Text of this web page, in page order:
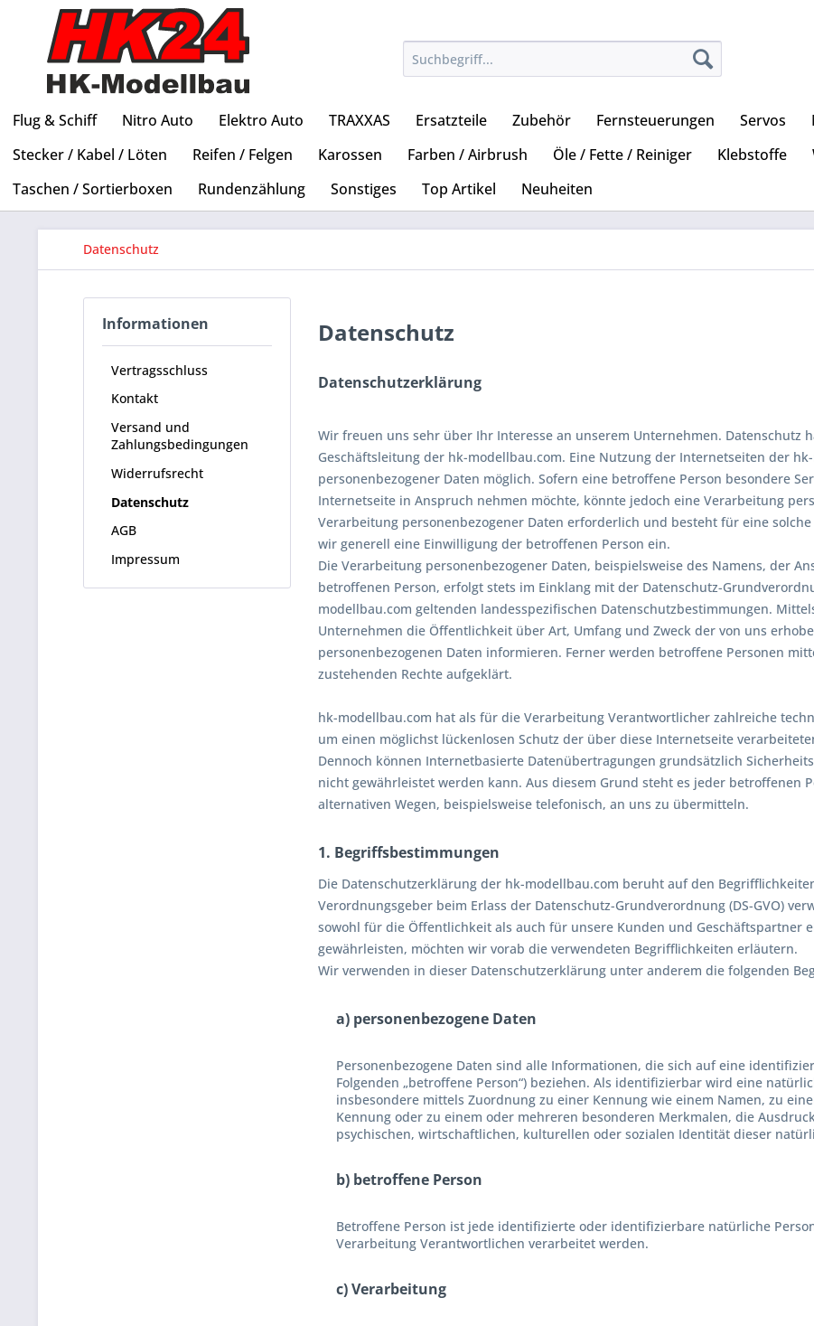
Flug & Schiff Nitro Auto Elektro Auto TRAXXAS Ersatzteile Zubehör Fernsteuerungen Servos
Stecker / Kabel / Löten
Reifen / Felgen Karossen Farben / Airbrush Öle / Fette / Reiniger Klebstoffe
Taschen / Sortierboxen
Rundenzählung Sonstiges Top Artikel Neuheiten
Datenschutz
Informationen
Vertragsschluss
Kontakt
Versand und
Zahlungsbedingungen
Widerrufsrecht
Datenschutz
AGB
Impressum
Datenschutz
Datenschutzerklärung
Wir freuen uns sehr über Ihr Interesse an unserem Unternehmen. Datenschutz
Geschäftsleitung der hk-modellbau.com. Eine Nutzung der Internetseiten der
personenbezogener Daten möglich. Sofern eine betroffene Person besondere
Internetseite in Anspruch nehmen möchte, könnte jedoch eine Verarbeitung
Verarbeitung personenbezogener Daten erforderlich und besteht für eine
wir generell eine Einwilligung der betroffenen Person ein.
Die Verarbeitung personenbezogener Daten, beispielsweise des Namens, der
betroffenen Person, erfolgt stets im Einklang mit der Datenschutz-
modellbau.com geltenden landesspezifischen Datenschutzbestimmungen.
Unternehmen die Öffentlichkeit über Art, Umfang und Zweck der von uns
personenbezogenen Daten informieren. Ferner werden betroffene Personen
zustehenden Rechte aufgeklärt.
hk-modellbau.com hat als für die Verarbeitung Verantwortlicher zahlreiche
um einen möglichst lückenlosen Schutz der über diese Internetseite
Dennoch können Internetbasierte Datenübertragungen grundsätzlich
nicht gewährleistet werden kann. Aus diesem Grund steht es jeder betroffenen
alternativen Wegen, beispielsweise telefonisch, an uns zu übermitteln.
1. Begriffsbestimmungen
Die Datenschutzerklärung der hk-modellbau.com beruht auf den
Verordnungsgeber beim Erlass der Datenschutz-Grundverordnung (DS-GVO)
sowohl für die Öffentlichkeit als auch für unsere Kunden und Geschäftspartner
gewährleisten, möchten wir vorab die verwendeten Begrifflichkeiten erläutern.
Wir verwenden in dieser Datenschutzerklärung unter anderem die folgenden
a) personenbezogene Daten
Personenbezogene Daten sind alle Informationen, die sich auf eine
Folgenden „betroffene Person“) beziehen. Als identifizierbar wird eine
insbesondere mittels Zuordnung zu einer Kennung wie einem Namen, zu
Kennung oder zu einem oder mehreren besonderen Merkmalen, die
psychischen, wirtschaftlichen, kulturellen oder sozialen Identität dieser
b) betroffene Person
Betroffene Person ist jede identifizierte oder identifizierbare natürliche
Verarbeitung Verantwortlichen verarbeitet werden.
c) Verarbeitung